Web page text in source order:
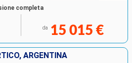
completa
da 15 015 €
ARGENTINA